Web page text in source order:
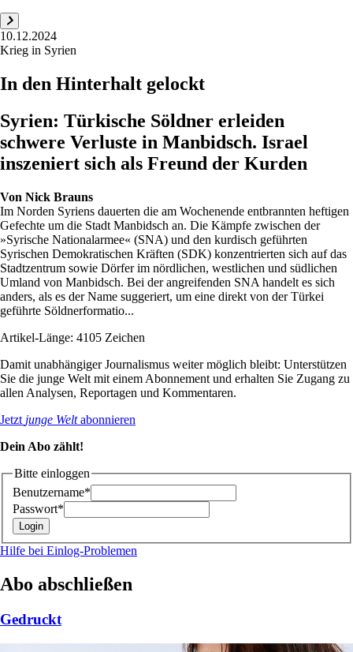
10.12.2024
Krieg in Syrien
In den Hinterhalt gelockt
Syrien: Türkische Söldner erleiden
schwere Verluste in Manbidsch. Israel
inszeniert sich als Freund der Kurden
Von Nick Brauns
Im Norden Syriens dauerten die am Wochenende entbrannten heftigen
Gefechte um die Stadt Manbidsch an. Die Kämpfe zwischen der
»Syrische Nationalarmee« (SNA) und den kurdisch geführten
Syrischen Demokratischen Kräften (SDK) konzentrierten sich auf das
Stadtzentrum sowie Dörfer im nördlichen, westlichen und südlichen
Umland von Manbidsch. Bei der angreifenden SNA handelt es sich
anders, als es der Name suggeriert, um eine direkt von der Türkei
geführte Söldnerformatio...
Artikel-Länge: 4105 Zeichen
Damit unabhängiger Journalismus weiter möglich bleibt: Unterstützen
Sie die junge Welt mit einem Abonnement und erhalten Sie Zugang zu
allen Analysen, Reportagen und Kommentaren.
Jetzt junge Weltabonnieren
Dein Abo zählt!
Bitte einloggen
Benutzername*
Passwort*
Hilfe bei Einlog-Problemen
Abo abschließen
Gedruckt